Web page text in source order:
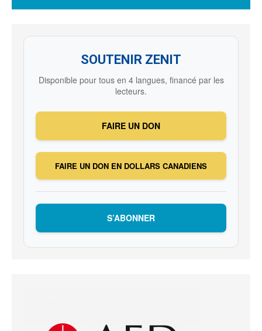
SOUTENIR ZENIT
Disponible pour tous en 4 langues, financé par les
lecteurs.
FAIRE UN DON
FAIRE UN DON EN DOLLARS CANADIENS
S’ABONNER